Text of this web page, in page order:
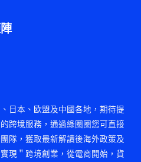
日本、欧盟及中國各地，期待提
跨境服務，通過綠圈圈您可直接
隊，獲取最新解讀後海外政策及
現＂跨境創業，從電商開始，貨